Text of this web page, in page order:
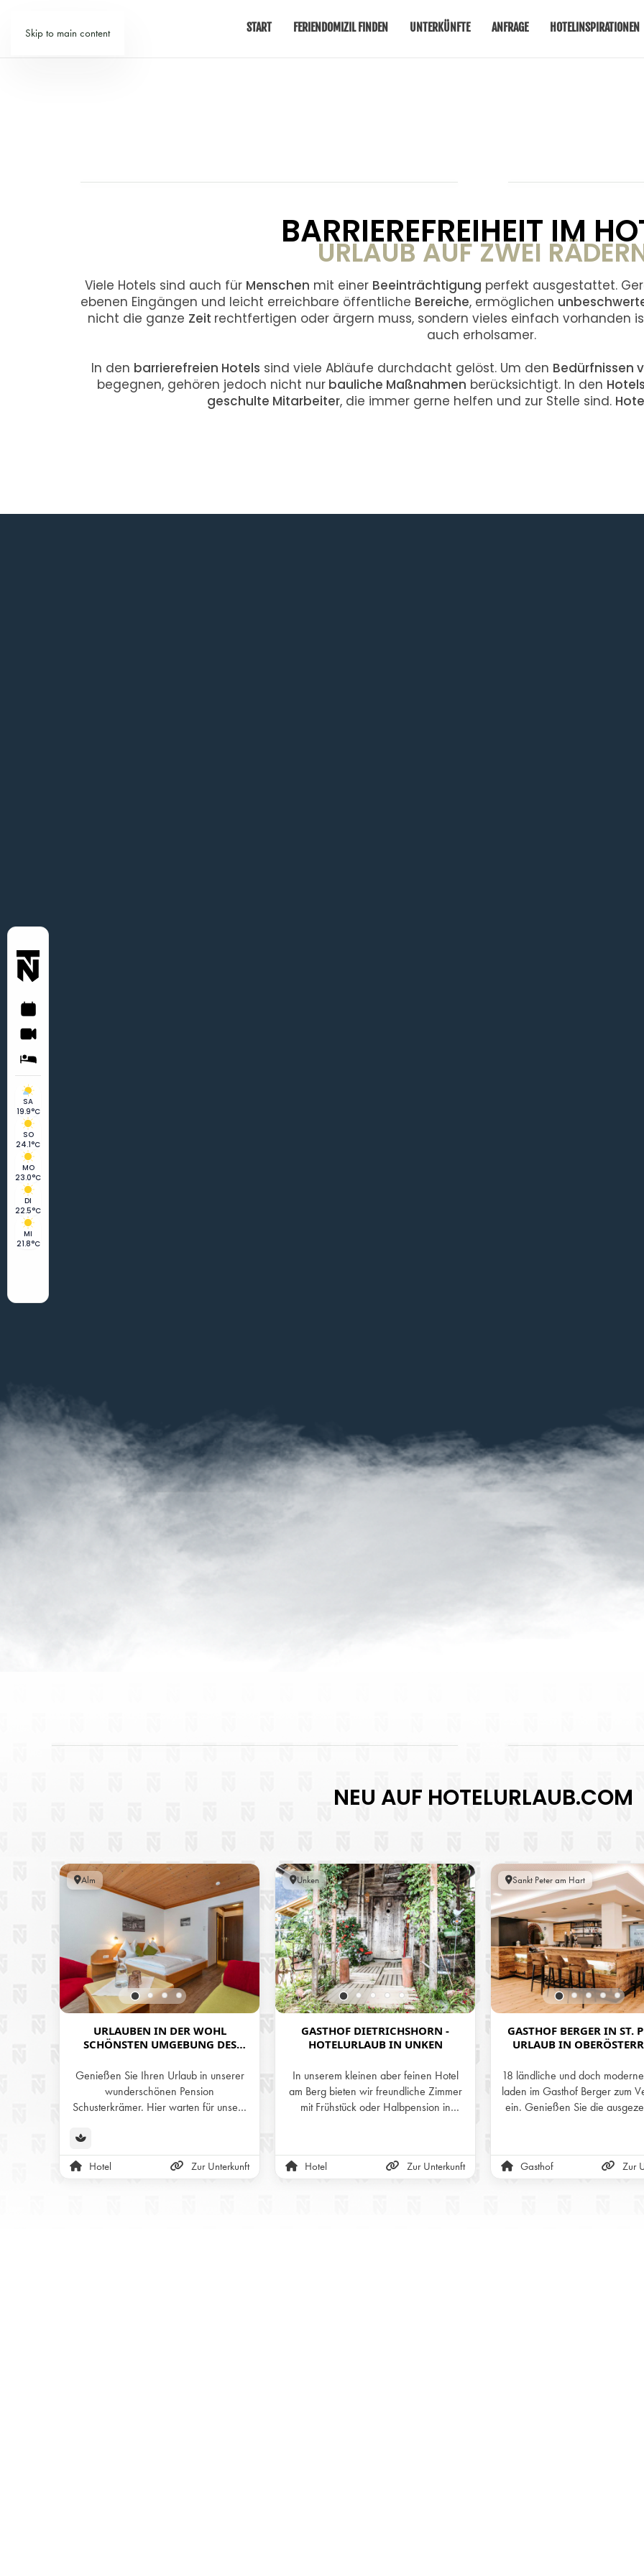
Skip to main content START FERIENDOMIZIL FINDEN UNTERKÜNFTE ANFRAGE HOTELINSPIRATIONEN
BARRIEREFREIHEIT IM
URLAUB AUF ZWEI
Viele Hotels sind auch für Menschen mit einer Beeinträchtigung perfekt ausgestattet.
ebenen Eingängen und leicht erreichbare öffentliche Bereiche, ermöglichen
nicht die ganze Zeit rechtfertigen oder ärgern muss, sondern vieles einfach vorhanden
auch erholsamer.
In den barrierefreien Hotels sind viele Abläufe durchdacht gelöst. Um den Bedürfnissen
begegnen, gehören jedoch nicht nurbauliche Maßnahmen berücksichtigt. In den Hotels
geschulte Mitarbeiter, die immer gerne helfen und zur Stelle sind.
SA
19.9°C
SO
24.1°C
MO
23.0°C
DI
22.5°C
MI
21.8°C
NEU AUF HOTELURLAUB.COM
Alm
URLAUBEN IN DER WOHL
SCHÖNSTEN UMGEBUNG DES
SCHUSTERKRÄMER IN MARIA ALM
Genießen Sie Ihren Urlaub in unserer
wunderschönen Pension
Schusterkrämer. Hier warten für unsere
persönliche Appartements, die Platz für
bis zu 6 Personen bieten.
Hotel Zur Unterkunft
Unken
GASTHOF DIETRICHSHORN -
HOTELURLAUB IN UNKEN
In unserem kleinen aber feinen Hotel
am Berg bieten wir freundliche Zimmer
mit Frühstück oder Halbpension in
herrlichem Blick auf die Pinzgauer
Bergwelt.
Hotel Zur Unterkunft
Sankt Peter am Hart
GASTHOF BERGER IN ST.
URLAUB IN
18 ländliche und doch
laden im Gasthof Berger zum
ein. Genießen Sie die
einladende Ambiente
familiengeführten
Gasthof Zur